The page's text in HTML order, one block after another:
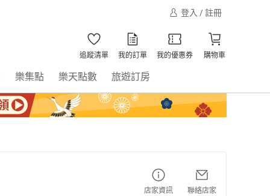
登入 / 註冊
追蹤清單 我的訂單 我的優惠券 購物車
樂集點 樂天點數 旅遊訂房
店家資訊 聯絡店家